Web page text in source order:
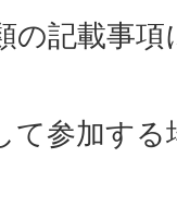
の記載事
て参加す